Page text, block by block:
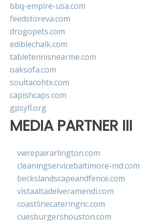
bbq-empire-usa.com
feedstoreva.com
drogopets.com
ediblechalk.com
tabletennisnearme.com
oaksofa.com
soultacohtx.com
capishcaps.com
gpsyfl.org
MEDIA PARTNER III
vwrepairarlington.com
cleaningservicebaltimore-md.com
beckslandscapeandfence.com
vistaaltadelveramendi.com
coastlinecateringnc.com
cuesburgershouston.com